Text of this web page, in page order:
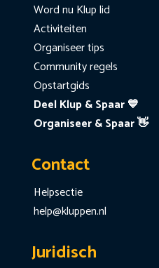
Word nu Klup lid
Activiteiten
Organiseer tips
Community regels
Opstartgids
Deel Klup & Spaar 💙
Organiseer & Spaar 👋
Contact
Helpsectie
help@kluppen.nl
Juridisch